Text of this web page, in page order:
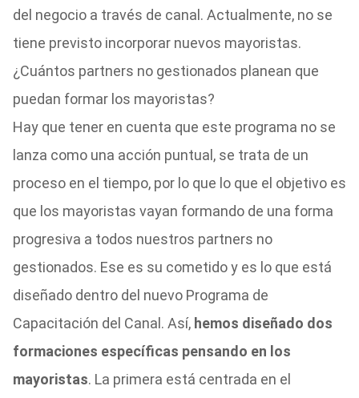
del negocio a través de canal. Actualmente, no se
tiene previsto incorporar nuevos mayoristas.
¿Cuántos partners no gestionados planean que
puedan formar los mayoristas?
Hay que tener en cuenta que este programa no se
lanza como una acción puntual, se trata de un
proceso en el tiempo, por lo que lo que el objetivo es
que los mayoristas vayan formando de una forma
progresiva a todos nuestros partners no
gestionados. Ese es su cometido y es lo que está
diseñado dentro del nuevo Programa de
Capacitación del Canal. Así, hemos diseñado dos
formaciones específicas pensando en los
mayoristas. La primera está centrada en el